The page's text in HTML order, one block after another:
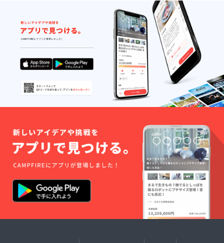
があり
ます。
個人輸
入及び
販路に
よって
は防ぐ
ことが
できな
い可能
性があ
る点、
ご了承
願いま